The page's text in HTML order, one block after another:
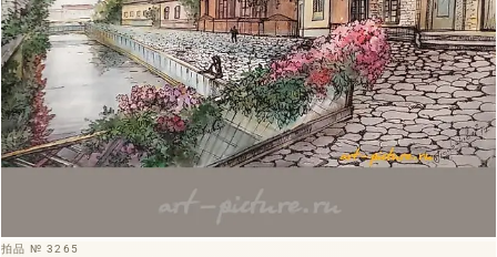
拍品 № 3265